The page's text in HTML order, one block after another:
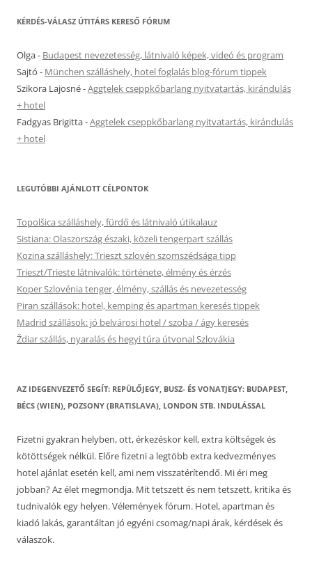
KÉRDÉS-VÁLASZ ÚTITÁRS KERESŐ FÓRUM
Olga- Budapest nevezetesség, látnivaló képek, videó és program
Sajtó - München szálláshely, hotel foglalás blog-fórum tippek
Szikora Lajosné-Aggtelek cseppkőbarlang nyitvatartás, kirándulás
+ hotel
Fadgyas Brigitta-Aggtelek cseppkőbarlang nyitvatartás, kirándulás
+ hotel
LEGUTÓBBI AJÁNLOTT CÉLPONTOK
Topolšica szálláshely, fürdő és látnivaló útikalauz
Sistiana: Olaszország északi, közeli tengerpart szállás
Kozina szálláshely: Trieszt szlovén szomszédsága tipp
Trieszt/Trieste látnivalók: története, élmény és érzés
Koper Szlovénia tenger, élmény, szállás és nevezetesség
Piran szállások: hotel, kemping és apartman keresés tippek
Madrid szállások: jó belvárosi hotel / szoba / ágy keresés
Ždiar szállás, nyaralás és hegyi túra útvonal Szlovákia
AZ IDEGENVEZETŐ SEGÍT: REPÜLŐJEGY, BUSZ- ÉS VONATJEGY: BUDAPEST,
BÉCS (WIEN), POZSONY (BRATISLAVA), LONDON STB. INDULÁSSAL
Fizetni gyakran helyben, ott, érkezéskor kell, extra költségek és
kötöttségek nélkül. Előre fizetni a legtöbb extra kedvezményes
hotel ajánlat esetén kell, ami nem visszatérítendő. Mi éri meg
jobban? Az élet megmondja. Mit tetszett és nem tetszett, kritika és
tudnivalók egy helyen. Vélemények fórum. Hotel, apartman és
kiadó lakás, garantáltan jó egyéni csomag/napi árak, kérdések és
válaszok.